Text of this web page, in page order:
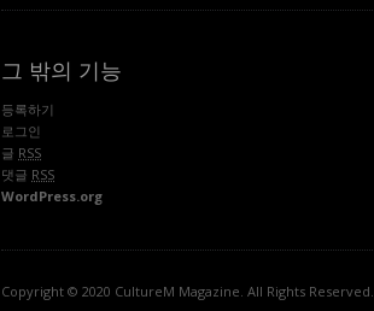
그 밖의 기능
등록하기
로그인
글 RSS
댓글 RSS
WordPress.org
Copyright © 2020 CultureM Magazine. All Rights Reserved.